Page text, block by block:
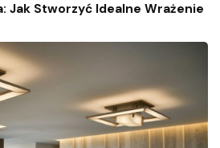
Jak Stworzyć Idealne Wrażenie